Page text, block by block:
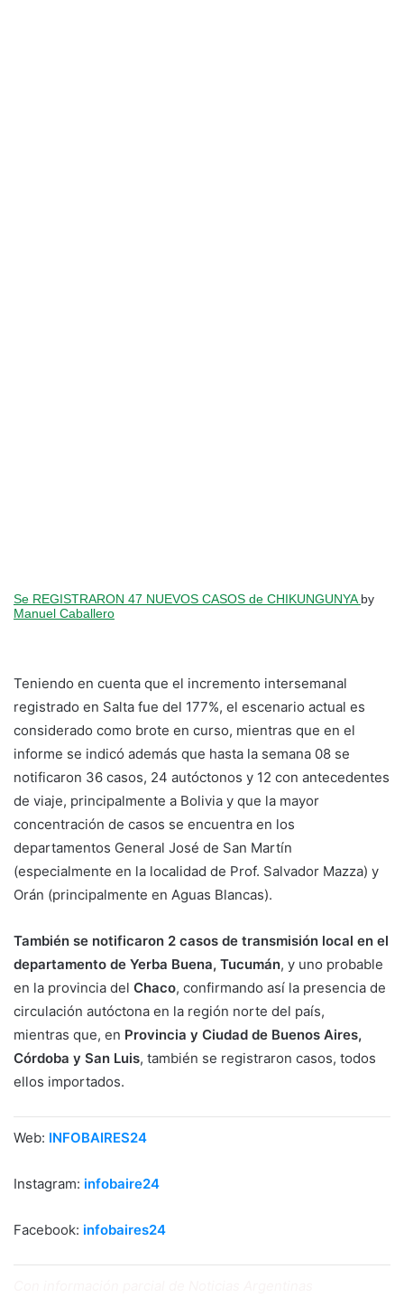
Se REGISTRARON 47 NUEVOS CASOS de CHIKUNGUNYAby
Manuel Caballero
Teniendo en cuenta que el incremento intersemanal
registrado en Salta fue del 177%, el escenario actual es
considerado como brote en curso, mientras que en el
informe se indicó además que hasta la semana 08 se
notificaron 36 casos, 24 autóctonos y 12 con antecedentes
de viaje, principalmente a Bolivia y que la mayor
concentración de casos se encuentra en los
departamentos General José de San Martín
(especialmente en la localidad de Prof. Salvador Mazza) y
Orán (principalmente en Aguas Blancas).
También se notificaron 2 casos de transmisión local en el
departamento de Yerba Buena, Tucumán, y uno probable
en la provincia del Chaco, confirmando así la presencia de
circulación autóctona en la región norte del país,
mientras que, en Provincia y Ciudad de Buenos Aires,
Córdoba y San Luis, también se registraron casos, todos
ellos importados.
Web: INFOBAIRES24
Instagram: infobaire24
Facebook: infobaires24